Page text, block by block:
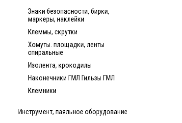
Знаки безопасности, бирки,
маркеры, наклейки
Клеммы, скрутки
Хомуты. площадки, ленты
спиральные
Изолента, крокодилы
Наконечники ГМЛ Гильзы ГМЛ
Клемники
Инструмент, паяльное оборудование